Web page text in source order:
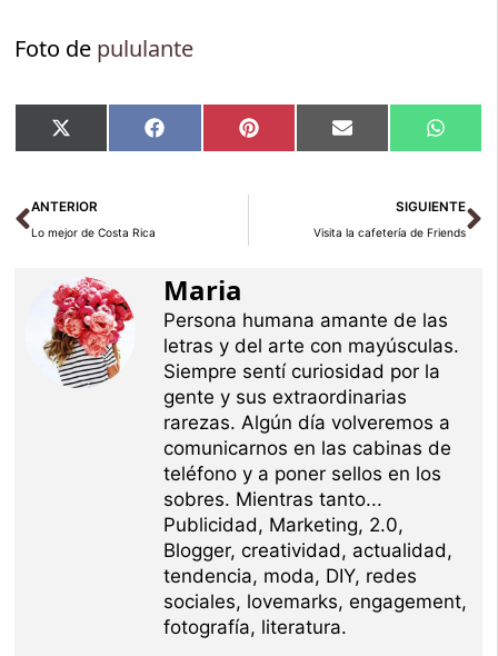
Foto de pululante
Compartir
en
X
(Twitter)
Compartir
en
Facebook Compartir
en
Pinterest Compartir
en
Email
en
Ant
ANTERIOR
Lo mejor de Costa Rica
SIGUIENTE
Visita la cafetería de Friends
Maria
Persona humana amante de las
letras y del arte con mayúsculas.
Siempre sentí curiosidad por la
gente y sus extraordinarias
rarezas. Algún día volveremos a
comunicarnos en las cabinas de
teléfono y a poner sellos en los
sobres. Mientras tanto...
Publicidad, Marketing, 2.0,
Blogger, creatividad, actualidad,
tendencia, moda, DIY, redes
sociales, lovemarks, engagement,
fotografía, literatura.